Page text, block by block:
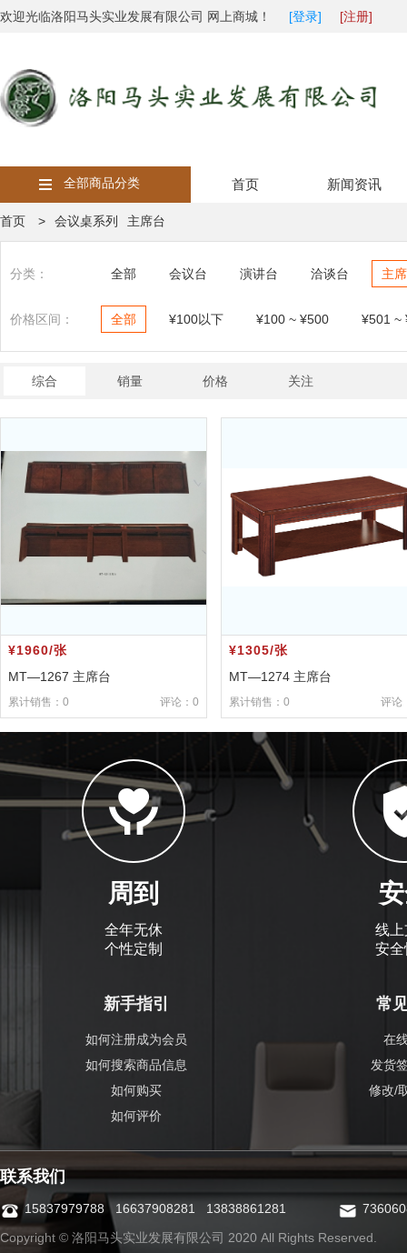
欢迎光临洛阳马头实业发展有限公司 网上商城！ [登录] [注册]
全部商品分类 首页 新闻资讯
首页 > 会议桌系列 主席台
分类： 全部 会议台 演讲台 洽谈台 主
价格区间： 全部 ¥100以下 ¥100 ~ ¥500 ¥501 ~
综合 销量 价格 关注
¥1960/张
MT—1267 主席台
累计销售：0 评论：0
¥1305/张
MT—1274 主席台
累计销售：0 评论
周到
全年无休
个性定制
线
安
新手指引
如何注册成为会员
如何搜索商品信息
如何购买
如何评价
常
在
发货
修改/
联系我们
15837979788 16637908281 13838861281
Copyright © 洛阳马头实业发展有限公司 2020 All Rights Reserved.